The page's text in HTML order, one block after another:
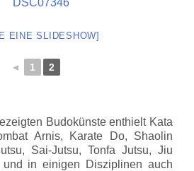
EINE SLIDESHOW]
◄ 1 2
Budokünste enthielt Kata
Arnis, Karate Do, Shaolin
Sai-Jutsu, Tonfa Jutsu, Jiu
in einigen Disziplinen auch